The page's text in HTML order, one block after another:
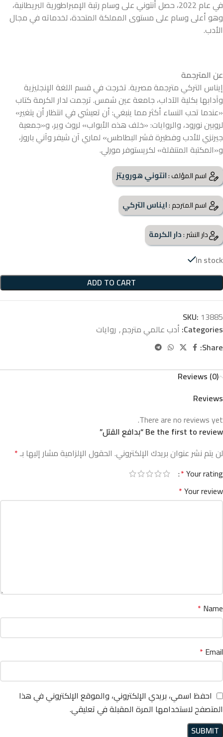
في عام 2022، حصل أنتوني على وسام رتبة الإمبراطورية البريطانية،
وهو أعلى وسام على مستوى المملكة المتحدة، لخدماته في مجال
الأدب.
عن المترجمة
إيناس التركي مترجمة مصرية. تخرجت في قسم اللغة الإنجليزية
وآدابها بكلية الآداب، جامعة عين شمس. ترجمت لدار الكرمة كتاب
«عندما تحب النساء أكثر مما ينبغي: أن تعيشي في انتظار أن يتغير»
لروبين نورود، والروايات: «خلف هذه الأبواب» لروث وير، و«جمعية
جيرنزي للأدب وفطيرة قشر البطاطس» لماري آن شيفر وآني باروز،
و«المكتبة المتنقلة» لكريستوفر مورلي.
اسم المؤلف :انتوني هورويتز
اسم المترجم :ايناس التركي
دار النشر :دار الكرمة
In stock
ADD TO CART
SKU: 13885
Categories: أدب عالمي مترجم, روايات
Share:
Reviews (0)
Reviews
There are no reviews yet.
Be the first to review “بدافع القتل”
لن يتم نشر عنوان بريدك الإلكتروني. الحقول الإلزامية مشار إليها بـ*
Your rating
*
Your review
*
Name
*
Email
*
احفظ اسمي، بريدي الإلكتروني، والموقع الإلكتروني في هذا
المتصفح لاستخدامها المرة المقبلة في تعليقي.